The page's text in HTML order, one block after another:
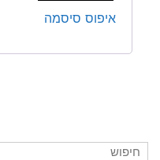
איפוס סיסמה